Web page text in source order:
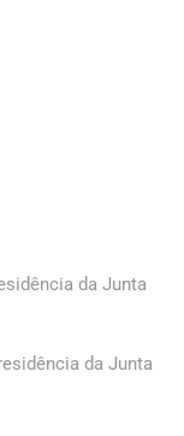
da Junta
da Junta